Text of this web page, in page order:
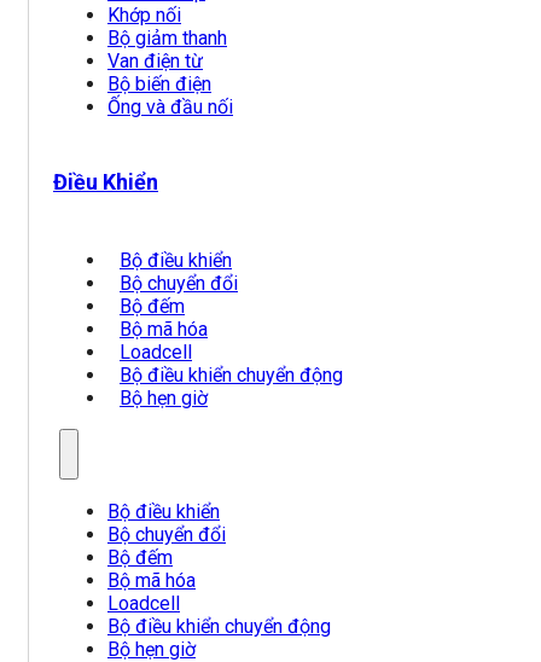
Khớp nối
Bộ giảm thanh
Van điện từ
Bộ biến điện
Ống và đầu nối
Điều Khiển
Bộ điều khiển
Bộ chuyển đổi
Bộ đếm
Bộ mã hóa
Loadcell
Bộ điều khiển chuyển động
Bộ hẹn giờ
Bộ điều khiển
Bộ chuyển đổi
Bộ đếm
Bộ mã hóa
Loadcell
Bộ điều khiển chuyển động
Bộ hẹn giờ